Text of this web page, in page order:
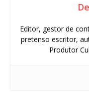
Editor, gestor de
pretenso escritor,
Produtor